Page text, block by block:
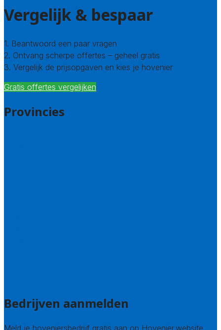
Vergelijk & bespaar
1. Beantwoord een paar vragen
2. Ontvang scherpe offertes – geheel gratis
3. Vergelijk de prijsopgaven en kies je hovenier
Gratis offertes vergelijken
Provincies
Bedrijven aanmelden